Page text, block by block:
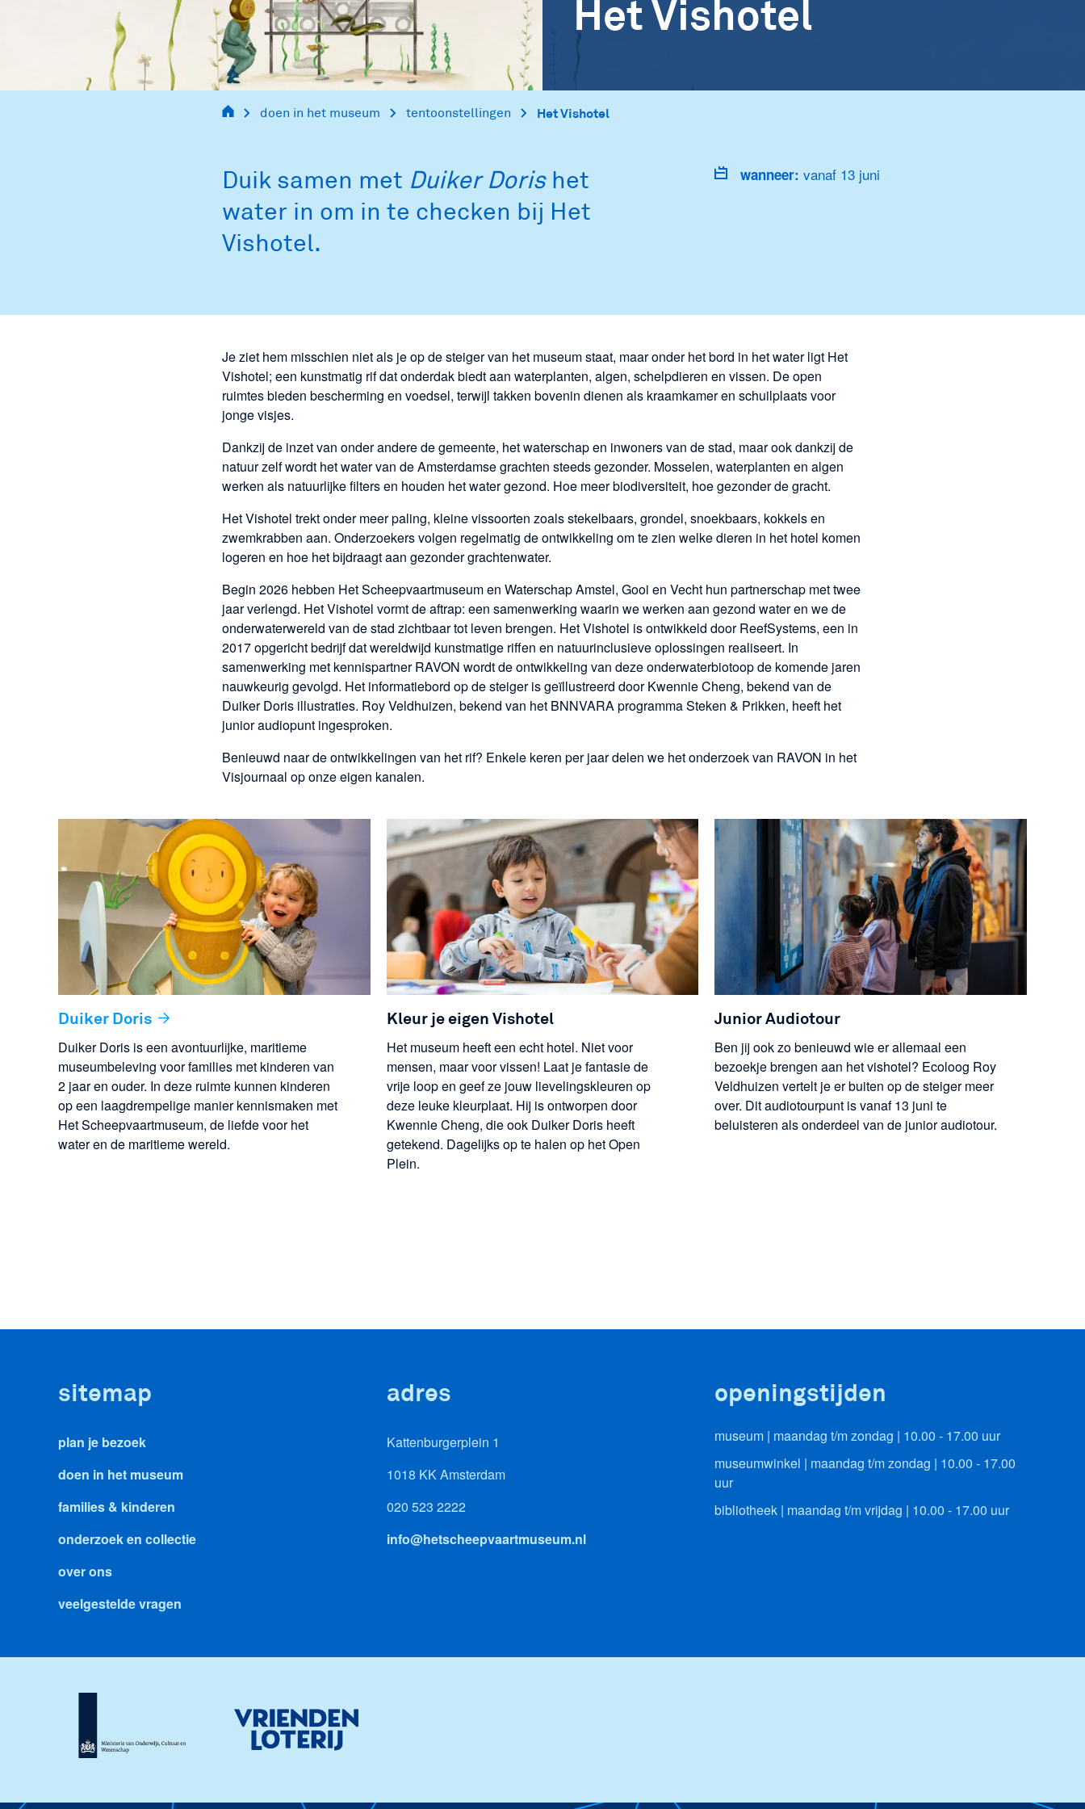
informacion
para los
Het Vishotel
doen in het museum tentoonstellingen Het Vishotel
wanneer:vanaf 13 juni
Duik samen met Duiker Dorishet
water in om in te checken bij Het
Vishotel.
Je ziet hem misschien niet als je op de steiger van het museum staat, maar onder het bord in het water ligt Het
Vishotel; een kunstmatig rif dat onderdak biedt aan waterplanten, algen, schelpdieren en vissen. De open
ruimtes bieden bescherming en voedsel, terwijl takken bovenin dienen als kraamkamer en schuilplaats voor
jonge visjes.
Dankzij de inzet van onder andere de gemeente, het waterschap en inwoners van de stad, maar ook dankzij de
natuur zelf wordt het water van de Amsterdamse grachten steeds gezonder. Mosselen, waterplanten en algen
werken als natuurlijke filters en houden het water gezond. Hoe meer biodiversiteit, hoe gezonder de gracht.
Het Vishotel trekt onder meer paling, kleine vissoorten zoals stekelbaars, grondel, snoekbaars, kokkels en
zwemkrabben aan. Onderzoekers volgen regelmatig de ontwikkeling om te zien welke dieren in het hotel komen
logeren en hoe het bijdraagt aan gezonder grachtenwater.
Begin 2026 hebben Het Scheepvaartmuseum en Waterschap Amstel, Gooi en Vecht hun partnerschap met twee
jaar verlengd. Het Vishotel vormt de aftrap: een samenwerking waarin we werken aan gezond water en we de
onderwaterwereld van de stad zichtbaar tot leven brengen. Het Vishotel is ontwikkeld door ReefSystems, een in
2017 opgericht bedrijf dat wereldwijd kunstmatige riffen en natuurinclusieve oplossingen realiseert. In
samenwerking met kennispartner RAVON wordt de ontwikkeling van deze onderwaterbiotoop de komende jaren
nauwkeurig gevolgd. Het informatiebord op de steiger is geïllustreerd door Kwennie Cheng, bekend van de
Duiker Doris illustraties. Roy Veldhuizen, bekend van het BNNVARA programma Steken & Prikken, heeft het
junior audiopunt ingesproken.
Benieuwd naar de ontwikkelingen van het rif? Enkele keren per jaar delen we het onderzoek van RAVON in het
Visjournaal op onze eigen kanalen.
Duiker Doris
Duiker Doris is een avontuurlijke, maritieme
museumbeleving voor families met kinderen van
2 jaar en ouder. In deze ruimte kunnen kinderen
op een laagdrempelige manier kennismaken met
Het Scheepvaartmuseum, de liefde voor het
water en de maritieme wereld.
Kleur je eigen Vishotel
Het museum heeft een echt hotel. Niet voor
mensen, maar voor vissen! Laat je fantasie de
vrije loop en geef ze jouw lievelingskleuren op
deze leuke kleurplaat. Hij is ontworpen door
Kwennie Cheng, die ook Duiker Doris heeft
getekend. Dagelijks op te halen op het Open
Plein.
Junior Audiotour
Ben jij ook zo benieuwd wie er allemaal een
bezoekje brengen aan het vishotel? Ecoloog Roy
Veldhuizen vertelt je er buiten op de steiger meer
over. Dit audiotourpunt is vanaf 13 juni te
beluisteren als onderdeel van de junior audiotour.
sitemap
plan je bezoek
doen in het museum
families & kinderen
onderzoek en collectie
over ons
veelgestelde vragen
adres
Kattenburgerplein 1
1018 KK Amsterdam
020 523 2222
info@hetscheepvaartmuseum.nl
openingstijden
museum | maandag t/m zondag | 10.00 - 17.00 uur
museumwinkel | maandag t/m zondag | 10.00 - 17.00
uur
bibliotheek | maandag t/m vrijdag | 10.00 - 17.00 uur